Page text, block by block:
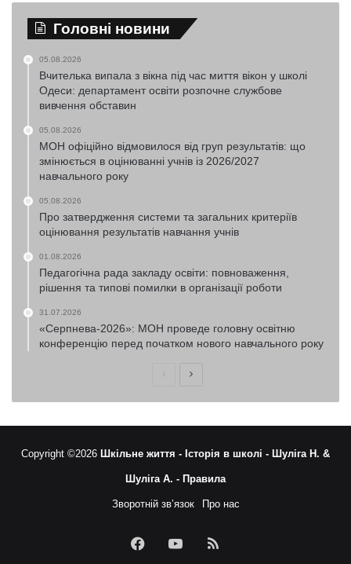
Головні новини
05.08.2026
Вчителька випала з вікна під час миття вікон у школі
Одеси: департамент освіти розпочне службове
вивчення обставин
05.08.2026
МОН офіційно відмовилося від груп результатів: що
змінюється в оцінюванні учнів із 2026/2027
навчального року
05.08.2026
Про затвердження системи та загальних критеріїв
оцінювання результатів навчання учнів
01.08.2026
Педагогічна рада закладу освіти: повноваження,
рішення та типові помилки в організації роботи
31.07.2026
«Серпнева-2026»: МОН проведе головну освітню
конференцію перед початком нового навчального року
ПопередняНаступна
Copyright ©2026 Шкільне життя - Історія в школі - Шуліга Н. &
Шуліга А. - Правила
Зворотній зв’язок Про нас
FacebookYouTubeRSS